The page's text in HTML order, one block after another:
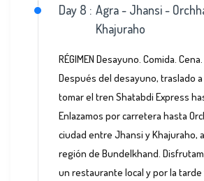
Day 8 : Agra - Jhansi -
Khajuraho
RÉGIMEN Desayuno. Comida. Cena.
Después del desayuno, traslado
tomar el tren Shatabdi Express
Enlazamos por carretera hasta
ciudad entre Jhansi y Khajuraho,
región de Bundelkhand.
un restaurante local y por la